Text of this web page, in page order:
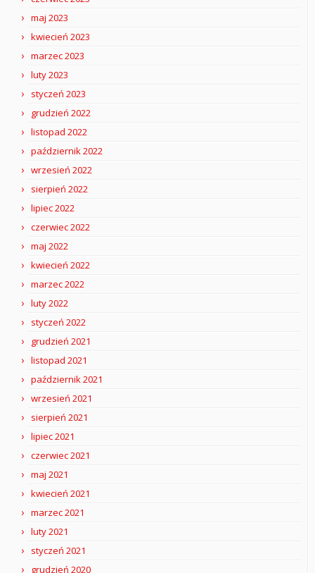
maj 2023
kwiecień 2023
marzec 2023
luty 2023
styczeń 2023
grudzień 2022
listopad 2022
październik 2022
wrzesień 2022
sierpień 2022
lipiec 2022
czerwiec 2022
maj 2022
kwiecień 2022
marzec 2022
luty 2022
styczeń 2022
grudzień 2021
listopad 2021
październik 2021
wrzesień 2021
sierpień 2021
lipiec 2021
czerwiec 2021
maj 2021
kwiecień 2021
marzec 2021
luty 2021
styczeń 2021
grudzień 2020